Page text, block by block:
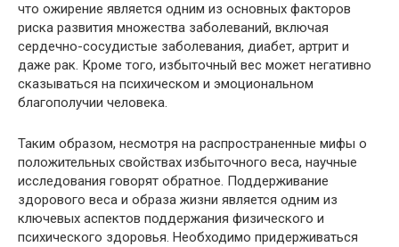
что ожирение является одним из основных факторов
риска развития множества заболеваний, включая
сердечно-сосудистые заболевания, диабет, артрит и
даже рак. Кроме того, избыточный вес может негативно
сказываться на психическом и эмоциональном
благополучии человека.
Таким образом, несмотря на распространенные мифы о
положительных свойствах избыточного веса, научные
исследования говорят обратное. Поддерживание
здорового веса и образа жизни является одним из
ключевых аспектов поддержания физического и
психического здоровья. Необходимо придерживаться